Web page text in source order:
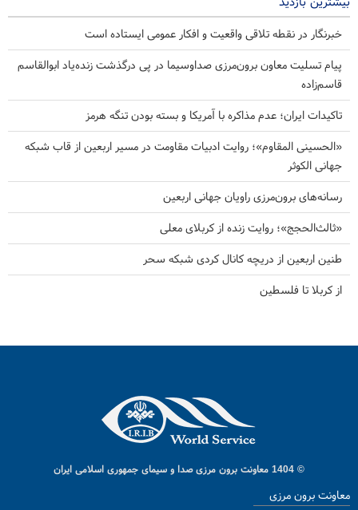
خبرنگار در نقطه تلاقی واقعیت و افکار عمومی ایستاده است
پیام تسلیت معاون برون‌مرزی صداوسیما در پی درگذشت زنده‌یاد ابوالقاسم
قاسم‌زاده
تاکیدات ایران؛ عدم مذاکره با آمریکا و بسته بودن تنگه هرمز
«الحسینی المقاوم»؛ روایت ادبیات مقاومت در مسیر اربعین از قاب شبکه
جهانی الکوثر
رسانه‌های برون‌مرزی راویان جهانی اربعین
«ثالث‌الحجج»؛ روایت زنده از کربلای معلی
طنین اربعین از دریچه کانال کردی شبکه سحر
از کربلا تا فلسطین
© 1404 معاونت برون مرزی صدا و سیمای جمهوری اسلامی ایران
معاونت برون مرزی